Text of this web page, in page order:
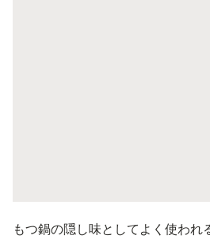
もつ鍋の隠し味としてよく使われ